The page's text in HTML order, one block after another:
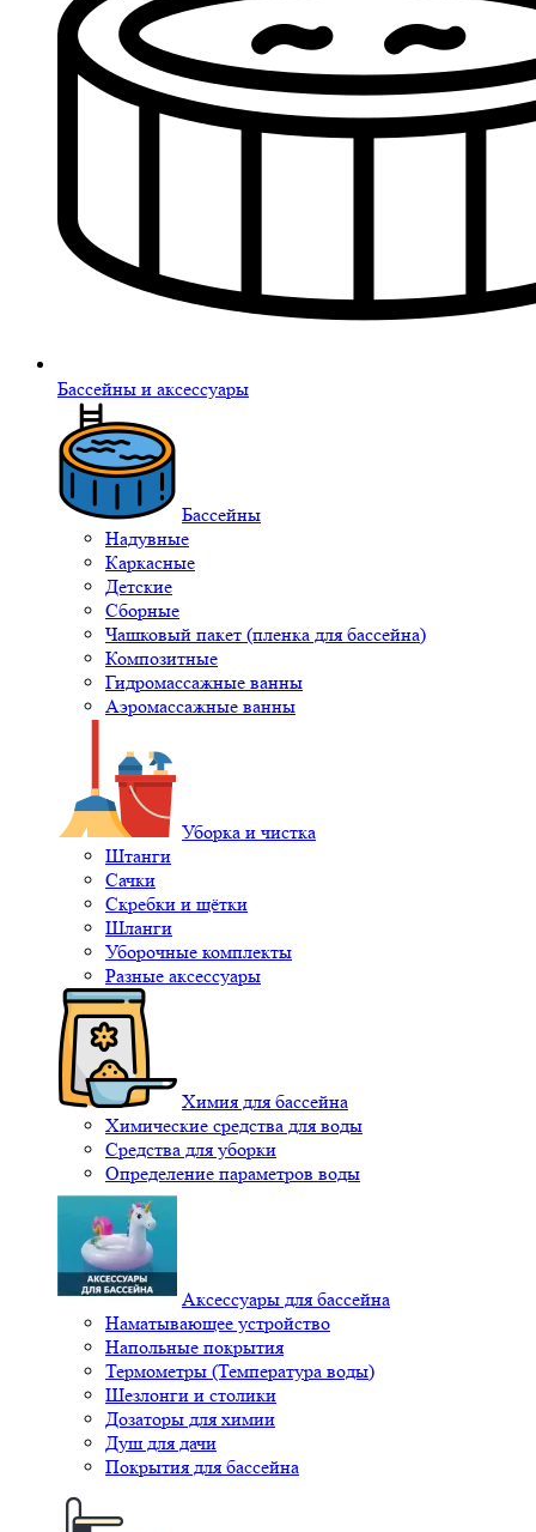
Бассейны и аксессуары
Бассейны
Надувные
Каркасные
Детские
Сборные
Чашковый пакет (пленка для бассейна)
Композитные
Гидромассажные ванны
Аэромассажные ванны
Уборка и чистка
Штанги
Сачки
Скребки и щётки
Шланги
Уборочные комплекты
Разные аксессуары
Химия для бассейна
Химические средства для воды
Средства для уборки
Определение параметров воды
Аксессуары для бассейна
Наматывающее устройство
Напольные покрытия
Термометры (Температура воды)
Шезлонги и столики
Дозаторы для химии
Душ для дачи
Покрытия для бассейна